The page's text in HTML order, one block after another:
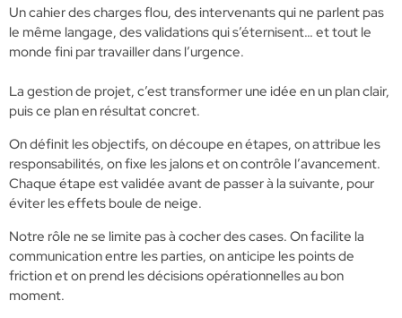
Un cahier des charges flou, des intervenants qui ne parlent pas
le même langage, des validations qui s’éternisent… et tout le
monde fini par travailler dans l’urgence.
La gestion de projet, c’est transformer une idée en un plan clair,
puis ce plan en résultat concret.
On définit les objectifs, on découpe en étapes, on attribue les
responsabilités, on fixe les jalons et on contrôle l’avancement.
Chaque étape est validée avant de passer à la suivante, pour
éviter les effets boule de neige.
Notre rôle ne se limite pas à cocher des cases. On facilite la
communication entre les parties, on anticipe les points de
friction et on prend les décisions opérationnelles au bon
moment.